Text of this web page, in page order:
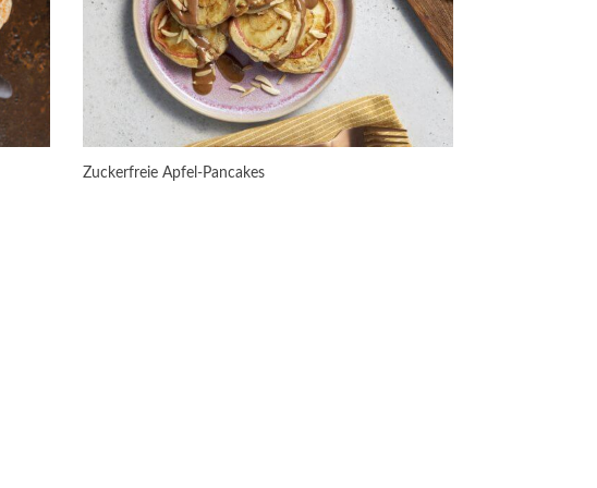
Zuckerfreie Apfel-Pancakes